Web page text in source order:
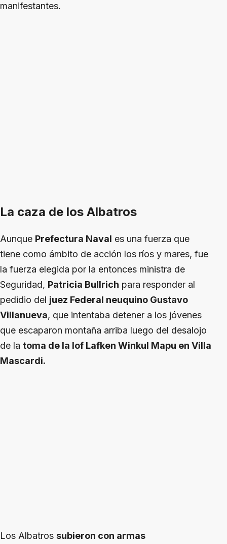
manifestantes.
La caza de los Albatros
Aunque Prefectura Naval es una fuerza que
tiene como ámbito de acción los ríos y mares, fue
la fuerza elegida por la entonces ministra de
Seguridad, Patricia Bullrich para responder al
pedidio del juez Federal neuquino Gustavo
Villanueva, que intentaba detener a los jóvenes
que escaparon montaña arriba luego del desalojo
de la toma de la lof Lafken Winkul Mapu en Villa
Mascardi.
Los Albatros subieron con armas